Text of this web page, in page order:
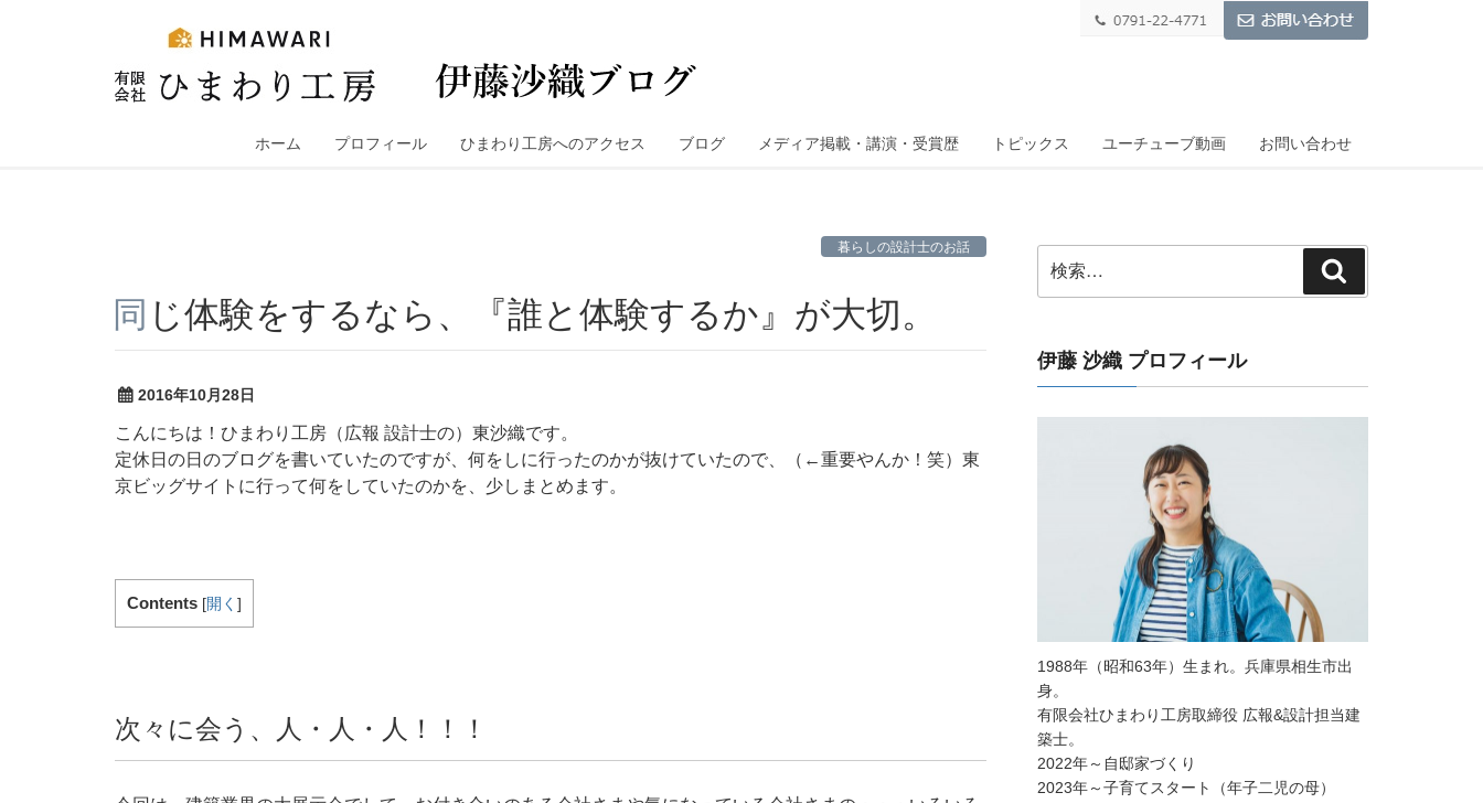
ホーム プロフィール ひまわり工房へのアクセス ブログ メディア掲載・講演・受賞歴 トピックス ユーチューブ動画 お問い合わせ
暮らしの設計士のお話
同じ体験をするなら、『誰と体験するか』が大切。
2016年10月28日
こんにちは！ひまわり工房（広報 設計士の）東沙織です。
定休日の日のブログを書いていたのですが、何をしに行ったのかが抜けていたので、（←重要やんか！笑）東
京ビッグサイトに行って何をしていたのかを、少しまとめます。
Contents [開く ]
次々に会う、人・人・人！！！
索:
索
伊藤 沙織 プロフィール
1988年（昭和63年）生まれ。兵庫県相生市出
身。
有限会社ひまわり工房取締役 広報&設計担当建
築士。
2022年～自邸家づくり
2023年～子育てスタート（年子二児の母）